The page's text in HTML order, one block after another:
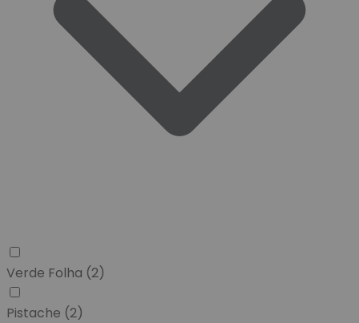
Verde Folha (2)
Pistache (2)